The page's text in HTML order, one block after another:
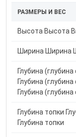
РАЗМЕРЫ И ВЕС
Высота Высота
Ширина Ширина
Глубина
Глубина
Глубина
Глубина топки
Глубина топки